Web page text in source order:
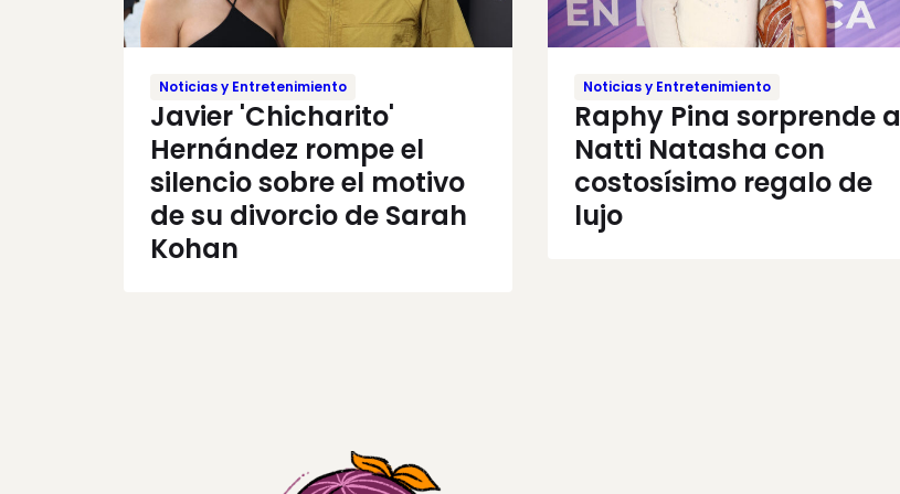
Noticias y Entretenimiento
Javier 'Chicharito'
Hernández rompe el
silencio sobre el motivo
de su divorcio de Sarah
Kohan
Noticias y Entretenimiento
Raphy Pina sorprende a
Natti Natasha con
costosísimo regalo de
lujo